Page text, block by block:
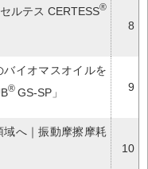
ルテス CERTESS®
8
イオマスオイルを
® GS-SP」 9
域へ｜振動摩擦摩耗
10